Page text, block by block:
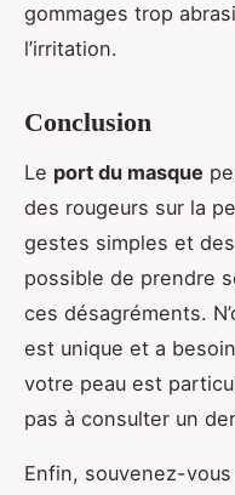
gommages trop
l’irritation.
Conclusion
Le port du masque
des rougeurs sur la
gestes simples et
possible de prendre
ces désagréments.
est unique et a
votre peau est
pas à consulter un
Enfin, souvenez-